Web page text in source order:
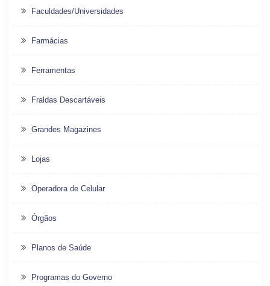
Faculdades/Universidades
Farmácias
Ferramentas
Fraldas Descartáveis
Grandes Magazines
Lojas
Operadora de Celular
Órgãos
Planos de Saúde
Programas do Governo